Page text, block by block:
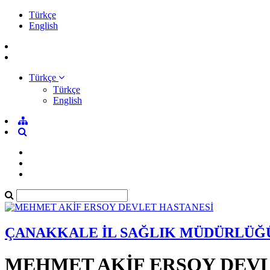
Türkçe
English
Türkçe
Türkçe
English
ÇANAKKALE İL SAĞLIK
MEHMET AKİF ERSOY